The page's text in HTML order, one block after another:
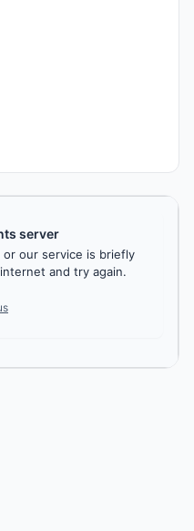
server
our service is briefly
and try again.